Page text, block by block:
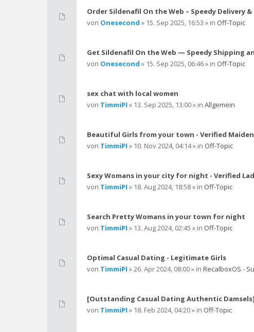
Order Sildenafil On the Web – Speedy Delivery
von Onesecond » 15. Sep 2025, 16:53 » in Off-Topic
Get Sildenafil On the Web — Speedy Shipping
von Onesecond » 15. Sep 2025, 06:46 » in Off-Topic
sex chat with local women
von TimmiPI » 13. Sep 2025, 13:00 » in Allgemein
Beautiful Girls from your town - Verified
von TimmiPI » 10. Nov 2024, 04:14 » in Off-Topic
Sexy Womans in your city for night - Verified
von TimmiPI » 18. Aug 2024, 18:58 » in Off-Topic
Search Pretty Womans in your town for night
von TimmiPI » 13. Aug 2024, 02:45 » in Off-Topic
Optimal Сasual Dating - Legitimate Girls
von TimmiPI » 26. Apr 2024, 08:00 » in RecalboxOS -
[Outstanding Сasual Dating Authentic Damsels]
von TimmiPI » 18. Feb 2024, 04:20 » in Off-Topic